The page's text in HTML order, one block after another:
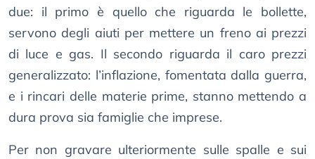
due: il primo è quello che riguarda le bollette,
servono degli aiuti per mettere un freno ai prezzi
di luce e gas. Il secondo riguarda il caro prezzi
generalizzato: l’inflazione, fomentata dalla guerra,
e i rincari delle materie prime, stanno mettendo a
dura prova sia famiglie che imprese.
Per non gravare ulteriormente sulle spalle e sui